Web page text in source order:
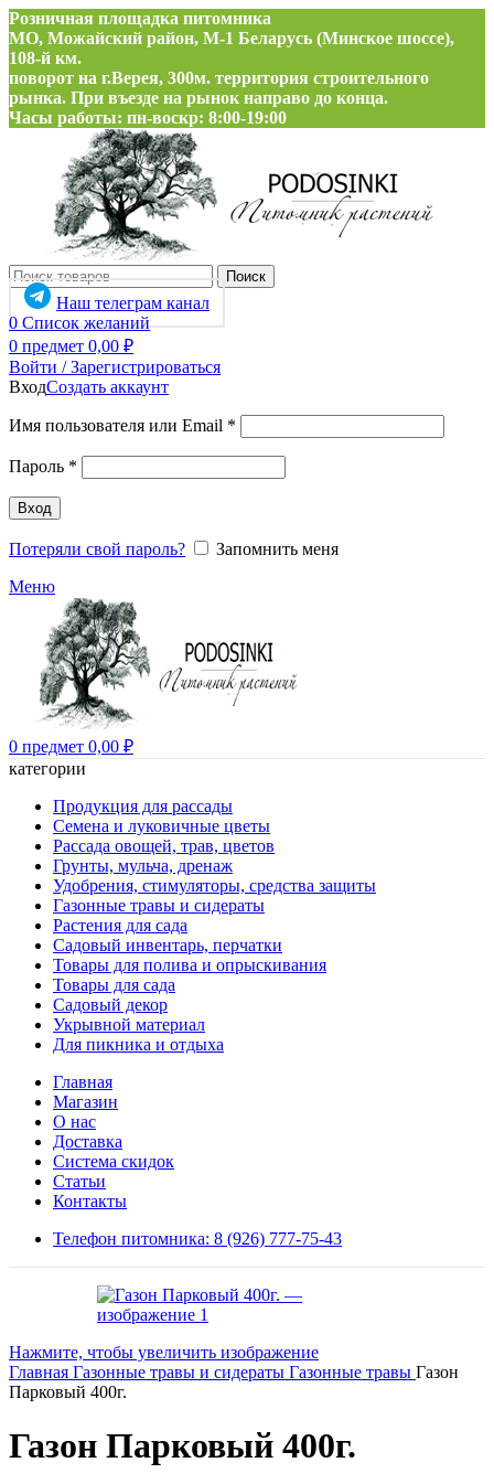
Розничная площадка питомника
МО, Можайский район, М-1 Беларусь (Минское шоссе),
108-й км.
поворот на г.Верея, 300м. территория строительного
рынка. При въезде на рынок направо до конца.
Часы работы: пн-воскр: 8:00-19:00
Поиск
Наш телеграм канал
0 Список желаний
0 предмет 0,00 ₽
Войти / Зарегистрироваться
ВходСоздать аккаунт
Имя пользователя или Email *
Пароль *
Вход
Потеряли свой пароль?
Запомнить меня
Меню
0 предмет 0,00 ₽
категории
Продукция для рассады
Семена и луковичные цветы
Рассада овощей, трав, цветов
Грунты, мульча, дренаж
Удобрения, стимуляторы, средства защиты
Газонные травы и сидераты
Растения для сада
Садовый инвентарь, перчатки
Товары для полива и опрыскивания
Товары для сада
Садовый декор
Укрывной материал
Для пикника и отдыха
Главная
Магазин
О нас
Доставка
Система скидок
Статьи
Контакты
Телефон питомника: 8 (926) 777-75-43
Нажмите, чтобы увеличить изображение
Главная Газонные травы и сидераты Газонные травы Газон
Парковый 400г.
Газон Парковый 400г.